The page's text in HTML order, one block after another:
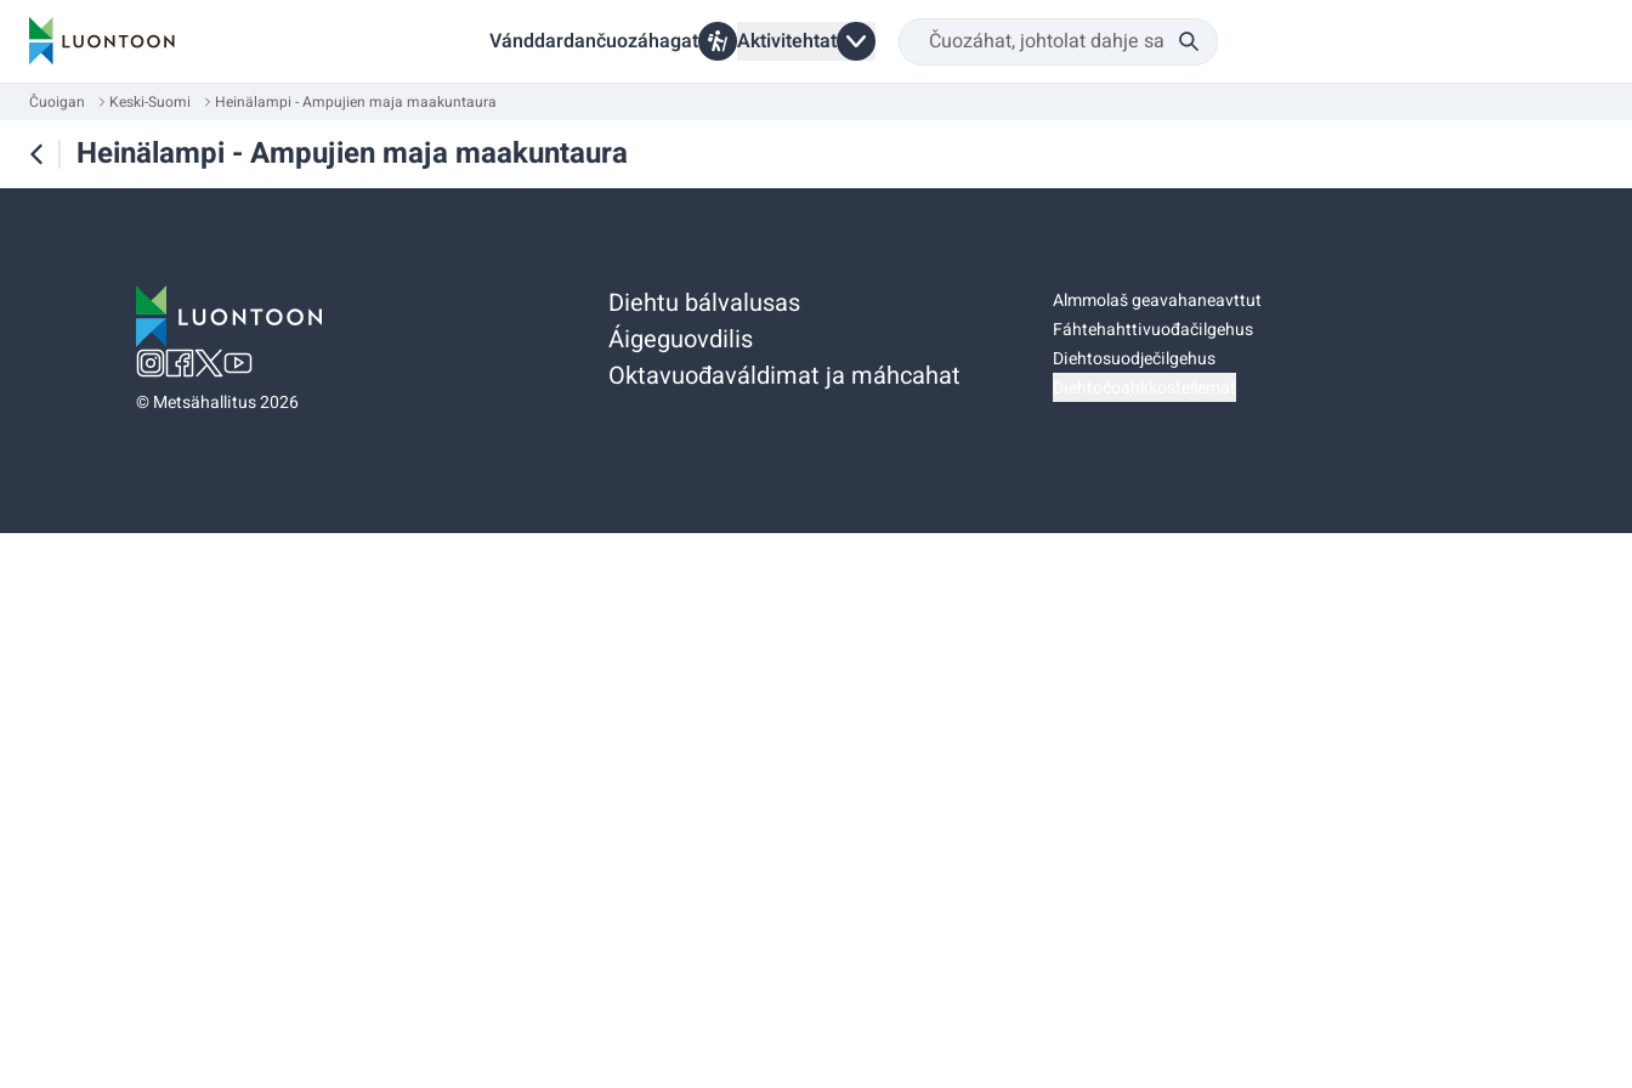
Vánddardančuozáhagat Aktivitehtat
Čuoigan Keski-Suomi Heinälampi - Ampujien maja maakuntaura
Heinälampi - Ampujien maja maakuntaura
©Metsähallitus 2026
Diehtu bálvalusas
Áigeguovdilis
Oktavuođaváldimat ja máhcahat
Almmolaš geavahaneavttut
Fáhtehahttivuođačilgehus
Diehtosuodječilgehus